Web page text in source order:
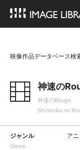
映像作品データベース検
神速の
神速のRouge
Shinsoku no
ジャンル
Genre
ア